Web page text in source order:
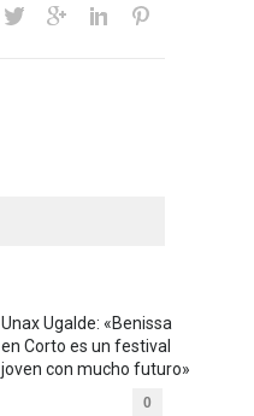
Unax Ugalde: «Benissa
en Corto es un festival
joven con mucho futuro»
0